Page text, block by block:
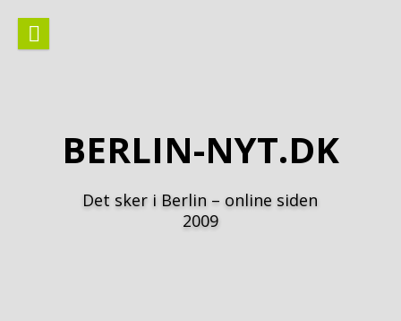
indhold
BERLIN-NYT.DK
Det sker i Berlin – online siden
2009